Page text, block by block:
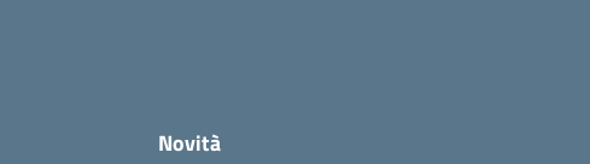
Novità